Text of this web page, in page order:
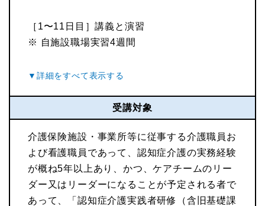
［1〜11日目］講義と演習
※ 自施設職場実習4週間
受講対象
介護保険施設・事業所等に従事する介護職員お
よび看護職員であって、認知症介護の実務経験
が概ね5年以上あり、かつ、ケアチームのリー
ダー又はリーダーになることが予定される者で
あって、「認知症介護実践者研修（含旧基礎課